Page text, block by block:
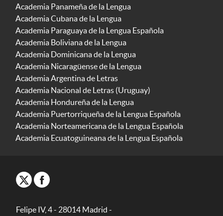
Academia Panameña de la Lengua
Academia Cubana de la Lengua
Academia Paraguaya de la Lengua Española
Academia Boliviana de la Lengua
Academia Dominicana de la Lengua
Academia Nicaragüense de la Lengua
Academia Argentina de Letras
Academia Nacional de Letras (Uruguay)
Academia Hondureña de la Lengua
Academia Puertorriqueña de la Lengua Española
Academia Norteamericana de la Lengua Española
Academia Ecuatoguineana de la Lengua Española
Felipe IV, 4 - 28014 Madrid -